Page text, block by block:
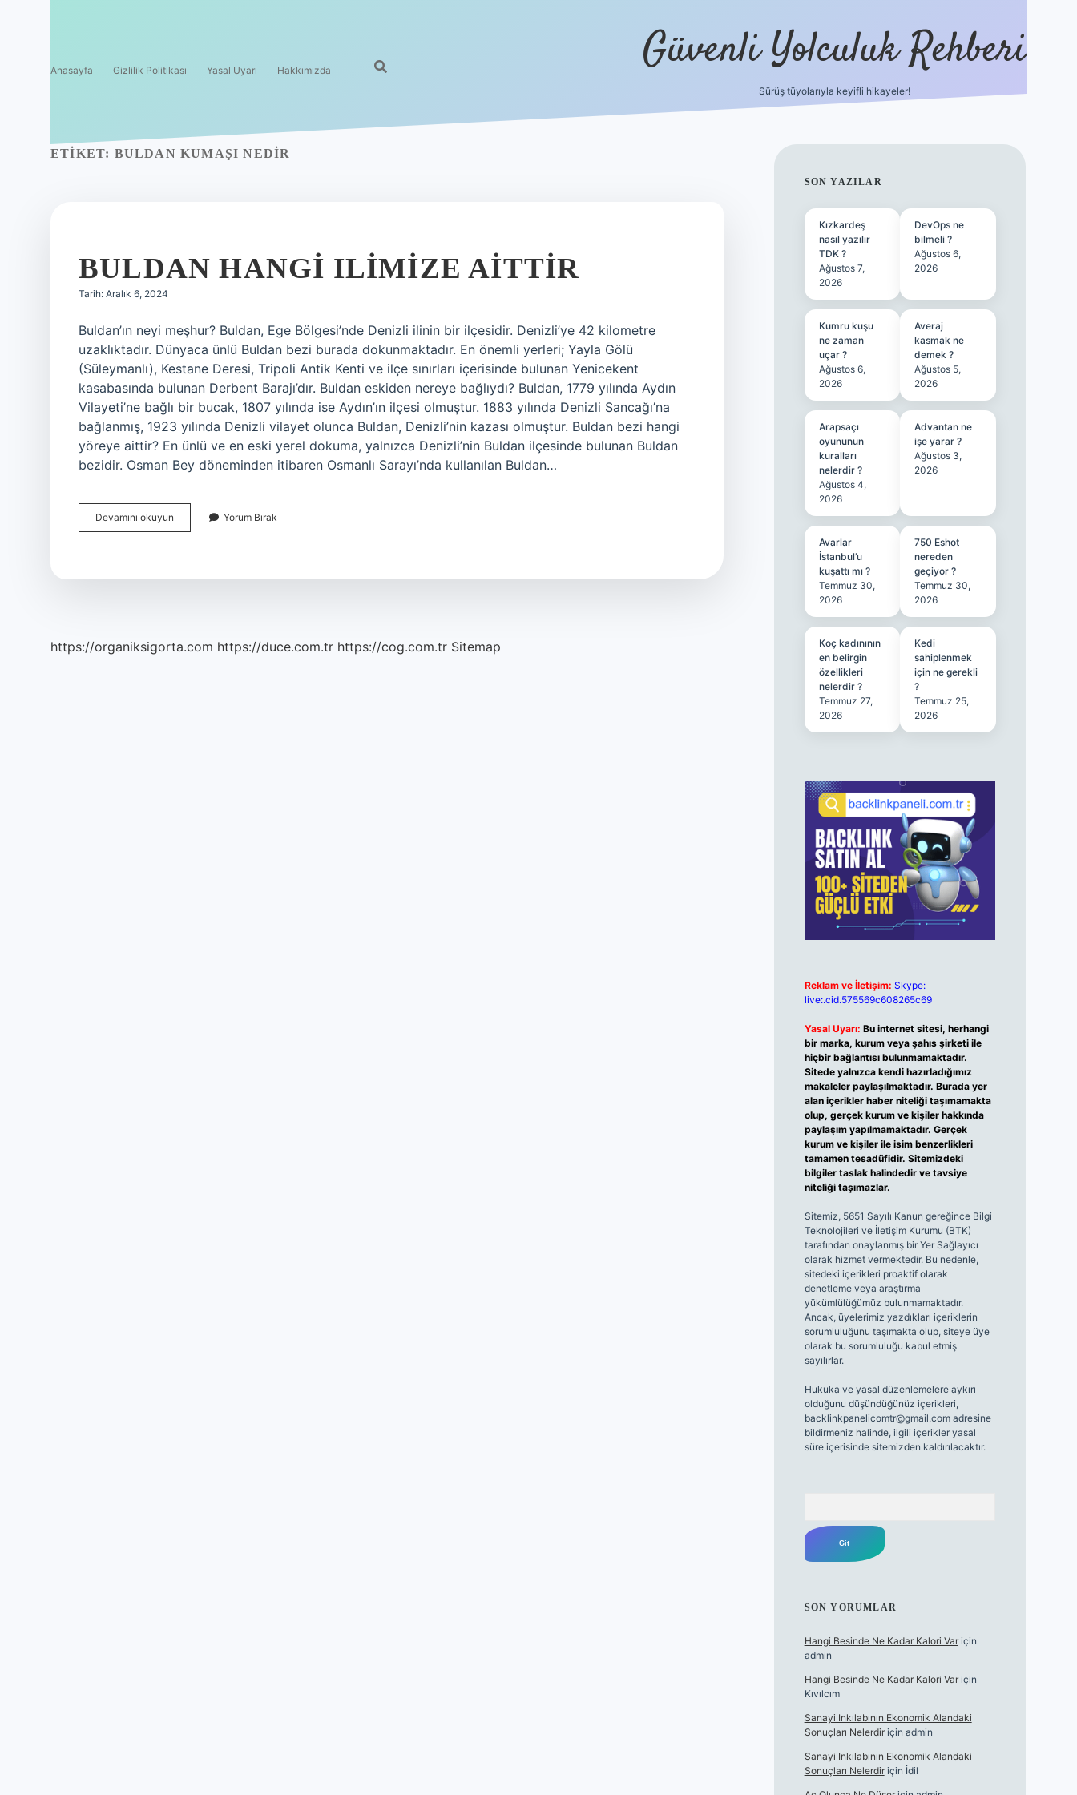
Anasayfa Gizlilik Politikası Yasal Uyarı Hakkımızda Güvenli Yolculuk Rehberi
Sürüş tüyolarıyla keyifli hikayeler!
ETIKET: BULDAN KUMAŞI NEDIR
BULDAN HANGI ILIMIZE AITTIR
Tarih: Aralık 6, 2024
Buldan’ın neyi meşhur? Buldan, Ege Bölgesi’nde Denizli ilinin bir ilçesidir. Denizli’ye 42 kilometre
uzaklıktadır. Dünyaca ünlü Buldan bezi burada dokunmaktadır. En önemli yerleri; Yayla Gölü
(Süleymanlı), Kestane Deresi, Tripoli Antik Kenti ve ilçe sınırları içerisinde bulunan Yenicekent
kasabasında bulunan Derbent Barajı’dır. Buldan eskiden nereye bağlıydı? Buldan, 1779 yılında Aydın
Vilayeti’ne bağlı bir bucak, 1807 yılında ise Aydın’ın ilçesi olmuştur. 1883 yılında Denizli Sancağı’na
bağlanmış, 1923 yılında Denizli vilayet olunca Buldan, Denizli’nin kazası olmuştur. Buldan bezi hangi
yöreye aittir? En ünlü ve en eski yerel dokuma, yalnızca Denizli’nin Buldan ilçesinde bulunan Buldan
bezidir. Osman Bey döneminden itibaren Osmanlı Sarayı’nda kullanılan Buldan…
Devamını okuyun
Hangi
Yorum Bırak
https://organiksigorta.com https://duce.com.tr https://cog.com.tr Sitemap
SIDEBAR
SON YAZILAR
Kızkardeş
nasıl yazılır
TDK ?
Ağustos 7,
2026
DevOps ne
bilmeli ?
Ağustos 6,
2026
Kumru kuşu
ne zaman
uçar ?
Ağustos 6,
2026
Averaj
kasmak ne
demek ?
Ağustos 5,
2026
Arapsaçı
oyununun
kuralları
nelerdir ?
Ağustos 4,
2026
Advantan ne
işe yarar ?
Ağustos 3,
2026
Avarlar
İstanbul’u
kuşattı mı ?
Temmuz 30,
2026
750 Eshot
nereden
geçiyor ?
Temmuz 30,
2026
Koç kadınının
en belirgin
özellikleri
nelerdir ?
Temmuz 27,
2026
Kedi
sahiplenmek
için ne gerekli
?
Temmuz 25,
2026
Reklam ve İletişim: Skype:
live:.cid.575569c608265c69
Yasal Uyarı: Bu internet sitesi, herhangi
bir marka, kurum veya şahıs şirketi ile
hiçbir bağlantısı bulunmamaktadır.
Sitede yalnızca kendi hazırladığımız
makaleler paylaşılmaktadır. Burada yer
alan içerikler haber niteliği taşımamakta
olup, gerçek kurum ve kişiler hakkında
paylaşım yapılmamaktadır. Gerçek
kurum ve kişiler ile isim benzerlikleri
tamamen tesadüfidir. Sitemizdeki
bilgiler taslak halindedir ve tavsiye
niteliği taşımazlar.
Sitemiz, 5651 Sayılı Kanun gereğince Bilgi
Teknolojileri ve İletişim Kurumu (BTK)
tarafından onaylanmış bir Yer Sağlayıcı
olarak hizmet vermektedir. Bu nedenle,
sitedeki içerikleri proaktif olarak
denetleme veya araştırma
yükümlülüğümüz bulunmamaktadır.
Ancak, üyelerimiz yazdıkları içeriklerin
sorumluluğunu taşımakta olup, siteye üye
olarak bu sorumluluğu kabul etmiş
sayılırlar.
Hukuka ve yasal düzenlemelere aykırı
olduğunu düşündüğünüz içerikleri,
backlinkpanelicomtr@gmail.comadresine
bildirmeniz halinde, ilgili içerikler yasal
süre içerisinde sitemizden kaldırılacaktır.
SON YORUMLAR
Hangi Besinde Ne Kadar Kalori Variçin
admin
Hangi Besinde Ne Kadar Kalori Variçin
Kıvılcım
Sanayi Inkılabının Ekonomik Alandaki
Sonuçları Nelerdiriçin admin
Sanayi Inkılabının Ekonomik Alandaki
Sonuçları Nelerdiriçin İdil
grandoperabet